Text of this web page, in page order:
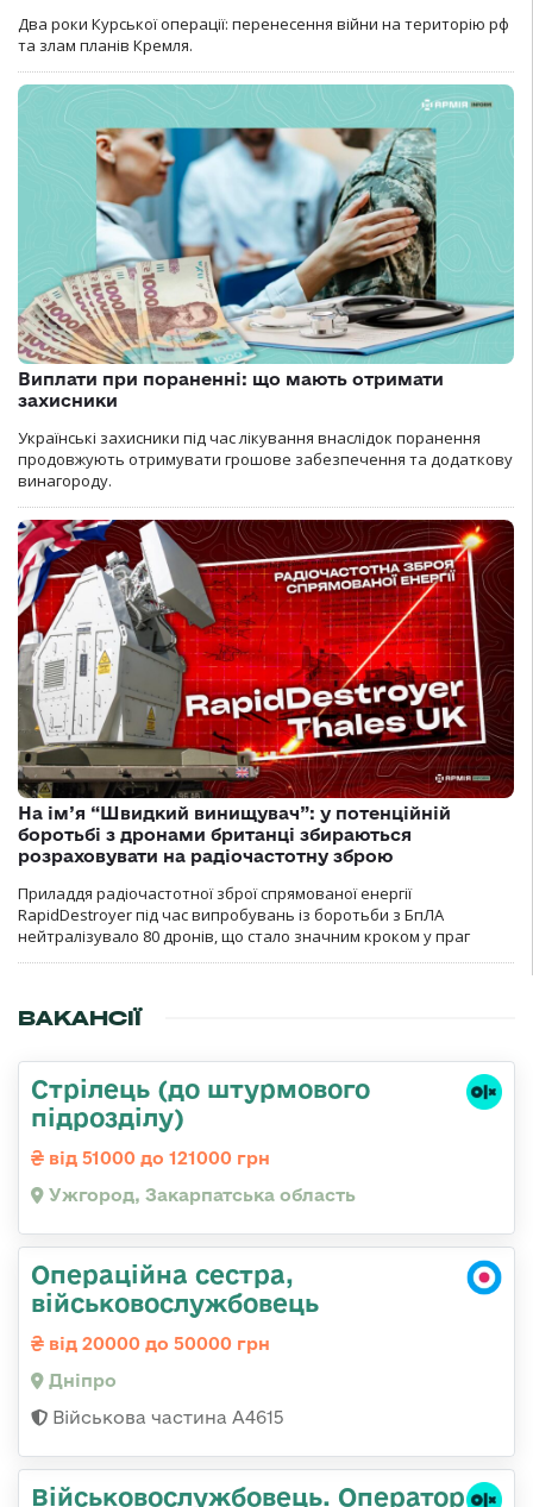
Два роки Курської операції: перенесення війни на територію рф
та злам планів Кремля.
Виплати при пораненні: що мають отримати
захисники
Українські захисники під час лікування внаслідок поранення
продовжують отримувати грошове забезпечення та додаткову
винагороду.
На ім’я “Швидкий винищувач”: у потенційній
боротьбі з дронами британці збираються
розраховувати на радіочастотну зброю
Приладдя радіочастотної зброї спрямованої енергії
RapidDestroyer під час випробувань із боротьби з БпЛА
нейтралізувало 80 дронів, що стало значним кроком у праг
ВАКАНСІЇ
Стрілець (до штурмового
підрозділу)
від 51000 до 121000 грн
Ужгород, Закарпатська область
Операційна сестра,
військовослужбовець
від 20000 до 50000 грн
Дніпро
Військова частина А4615
Військовослужбовець. Оператор